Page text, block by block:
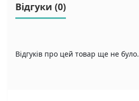
Відгуки (0)
Відгуків про цей товар ще не було.